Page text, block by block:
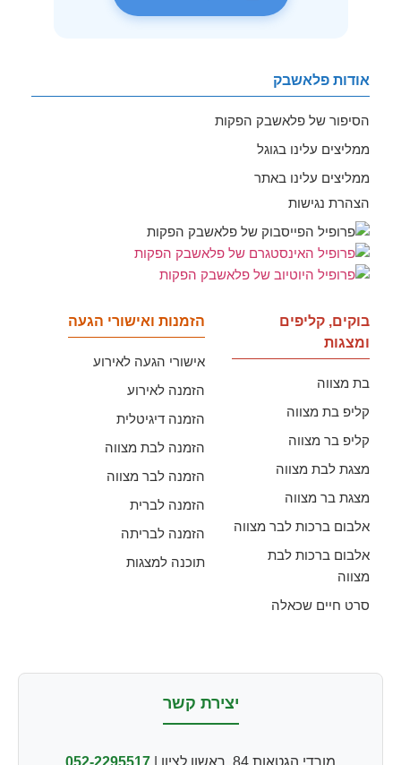
אודות פלאשבק
הסיפור של פלאשבק הפקות
ממליצים עלינו בגוגל
ממליצים עלינו באתר
הצהרת נגישות
בוקים, קליפים
ומצגות
בת מצווה
קליפ בת מצווה
קליפ בר מצווה
מצגת לבת מצווה
מצגת בר מצווה
אלבום ברכות לבר מצווה
אלבום ברכות לבת
מצווה
סרט חיים שכאלה
הזמנות ואישורי הגעה
אישורי הגעה לאירוע
הזמנה לאירוע
הזמנה דיגיטלית
הזמנה לבת מצווה
הזמנה לבר מצווה
הזמנה לברית
הזמנה לבריתה
תוכנה למצגות
יצירת קשר
מורדי הגטאות 84, ראשון לציון | 052-2295517